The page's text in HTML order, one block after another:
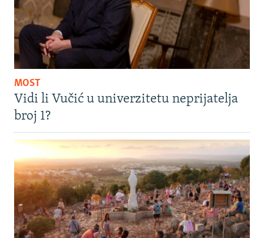
MOST
Vidi li Vučić u univerzitetu neprijatelja
broj 1?